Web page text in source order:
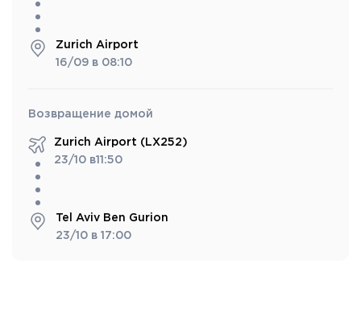
Zurich Airport
16/09 в 08:10
Возвращение домой
Zurich Airport (LX252)
23/10 в11:50
Tel Aviv Ben Gurion
23/10 в 17:00